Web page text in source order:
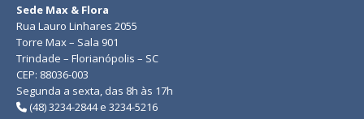
Sede Max & Flora
Rua Lauro Linhares 2055
Torre Max – Sala 901
Trindade – Florianópolis – SC
CEP: 88036-003
Segunda a sexta, das 8h às 17h
(48) 3234-2844 e 3234-5216